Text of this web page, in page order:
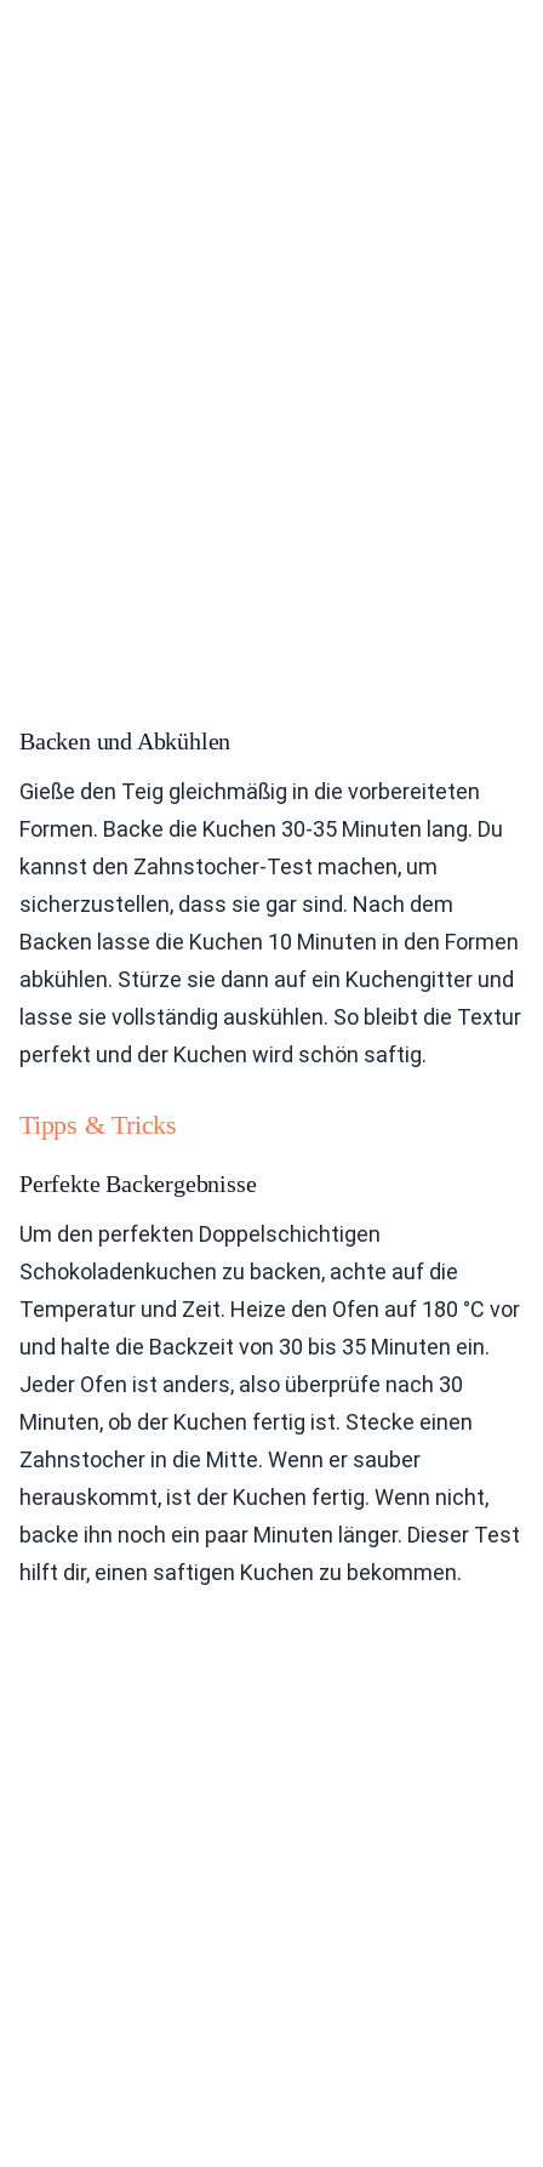
Backen und Abkühlen
Gieße den Teig gleichmäßig in die vorbereiteten
Formen. Backe die Kuchen 30-35 Minuten lang. Du
kannst den Zahnstocher-Test machen, um
sicherzustellen, dass sie gar sind. Nach dem
Backen lasse die Kuchen 10 Minuten in den Formen
abkühlen. Stürze sie dann auf ein Kuchengitter und
lasse sie vollständig auskühlen. So bleibt die Textur
perfekt und der Kuchen wird schön saftig.
Tipps & Tricks
Perfekte Backergebnisse
Um den perfekten Doppelschichtigen
Schokoladenkuchen zu backen, achte auf die
Temperatur und Zeit. Heize den Ofen auf 180 °C vor
und halte die Backzeit von 30 bis 35 Minuten ein.
Jeder Ofen ist anders, also überprüfe nach 30
Minuten, ob der Kuchen fertig ist. Stecke einen
Zahnstocher in die Mitte. Wenn er sauber
herauskommt, ist der Kuchen fertig. Wenn nicht,
backe ihn noch ein paar Minuten länger. Dieser Test
hilft dir, einen saftigen Kuchen zu bekommen.